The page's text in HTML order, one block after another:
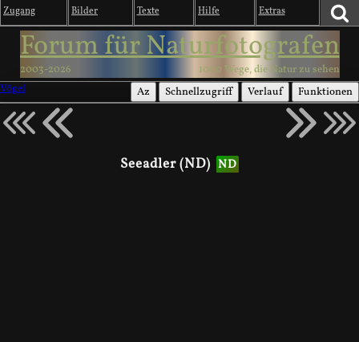
Zugang Bilder Texte Hilfe Extras
Forum für Naturfotografen
2003-2026
1000 Wege, die Natur zu sehen
Vögel
Az Schnellzugriff Verlauf Funktionen
Seeadler (ND)